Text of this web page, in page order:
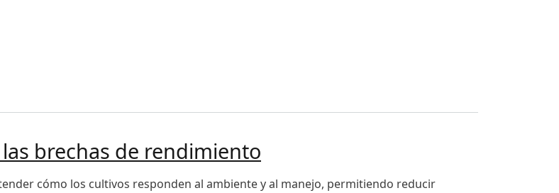
brechas de rendimiento
cómo los cultivos responden al ambiente y al manejo, permitiendo reducir